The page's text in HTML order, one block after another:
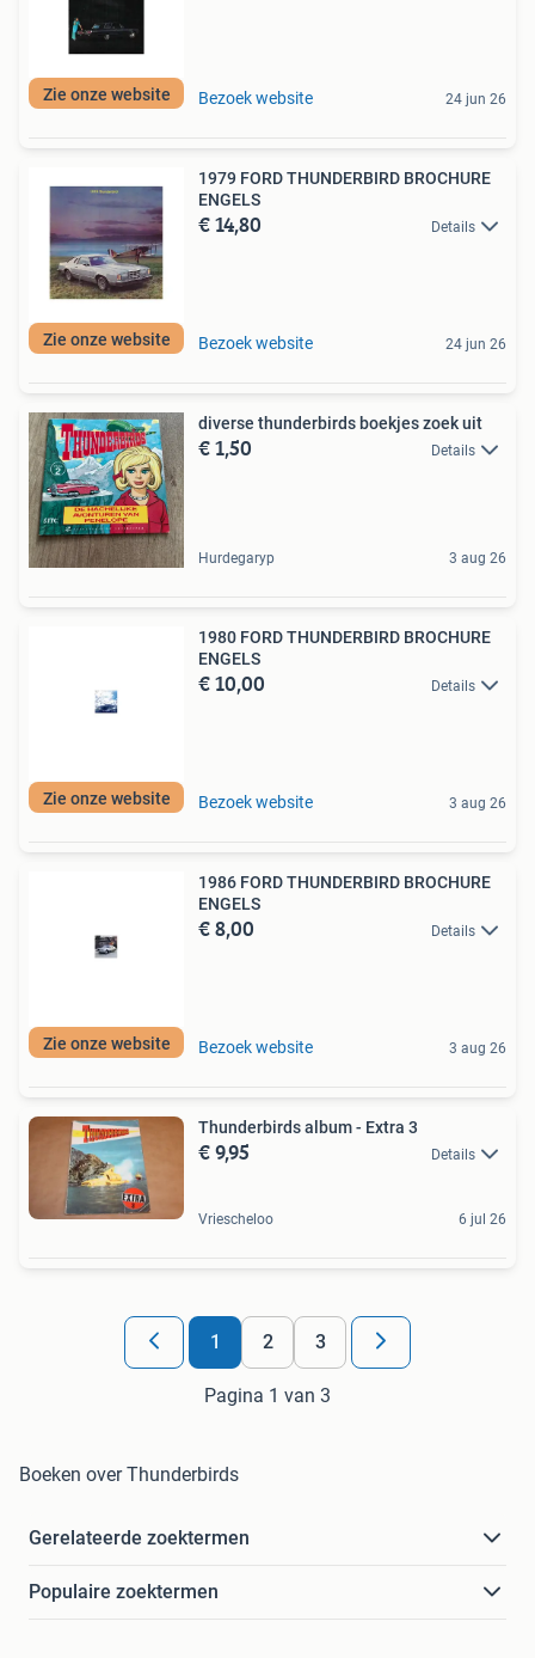
Zie onze website Bezoek website 24 jun 26
Zie onze website
1979 FORD THUNDERBIRD BROCHURE
ENGELS
€ 14,80 Details
Bezoek website 24 jun 26
diverse thunderbirds boekjes zoek uit
€ 1,50 Details
Hurdegaryp 3 aug 26
Zie onze website
1980 FORD THUNDERBIRD BROCHURE
ENGELS
€ 10,00 Details
Bezoek website 3 aug 26
Zie onze website
1986 FORD THUNDERBIRD BROCHURE
ENGELS
€ 8,00 Details
Bezoek website 3 aug 26
Thunderbirds album - Extra 3
€ 9,95 Details
Vriescheloo 6 jul 26
1 2 3
Pagina 1 van 3
Boeken over Thunderbirds
Gerelateerde zoektermen
Populaire zoektermen